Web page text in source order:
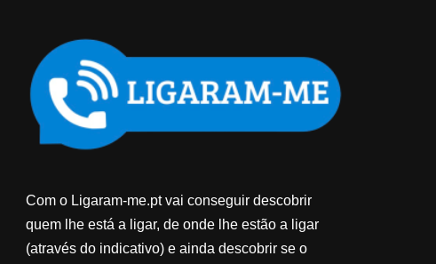
Com o Ligaram-me.pt vai conseguir descobrir
quem lhe está a ligar, de onde lhe estão a ligar
(através do indicativo) e ainda descobrir se o